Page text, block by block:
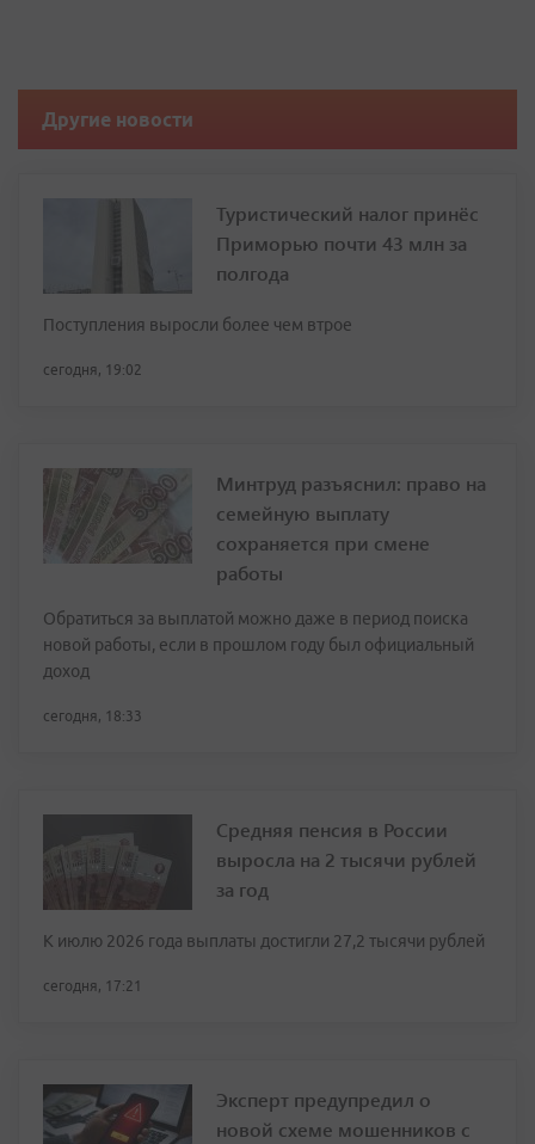
Другие новости
Туристический налог принёс
Приморью почти 43 млн за
полгода
Поступления выросли более чем втрое
сегодня, 19:02
Минтруд разъяснил: право на
семейную выплату
сохраняется при смене
работы
Обратиться за выплатой можно даже в период поиска
новой работы, если в прошлом году был официальный
доход
сегодня, 18:33
Средняя пенсия в России
выросла на 2 тысячи рублей
за год
К июлю 2026 года выплаты достигли 27,2 тысячи рублей
сегодня, 17:21
Эксперт предупредил о
новой схеме мошенников с